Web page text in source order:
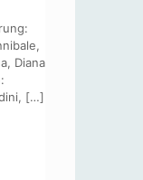
Diana
[…]